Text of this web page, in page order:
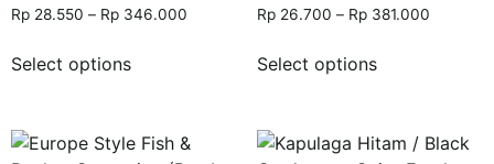
Rp 28.550 – Rp 346.000
Select options
Rp26.700 – Rp381.000
Select options